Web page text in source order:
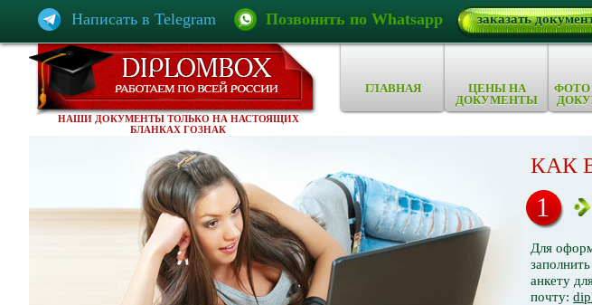
Написать в Telegram Позвонить по Whatsapp заказать
НАШИ ДОКУМЕНТЫ ТОЛЬКО НА НАСТОЯЩИХ
БЛАНКАХ ГОЗНАК
ГЛАВНАЯ
ЦЕНЫ НА
ДОКУМЕНТЫ
ФОТО
КАК
Для
анкету
почту:
1